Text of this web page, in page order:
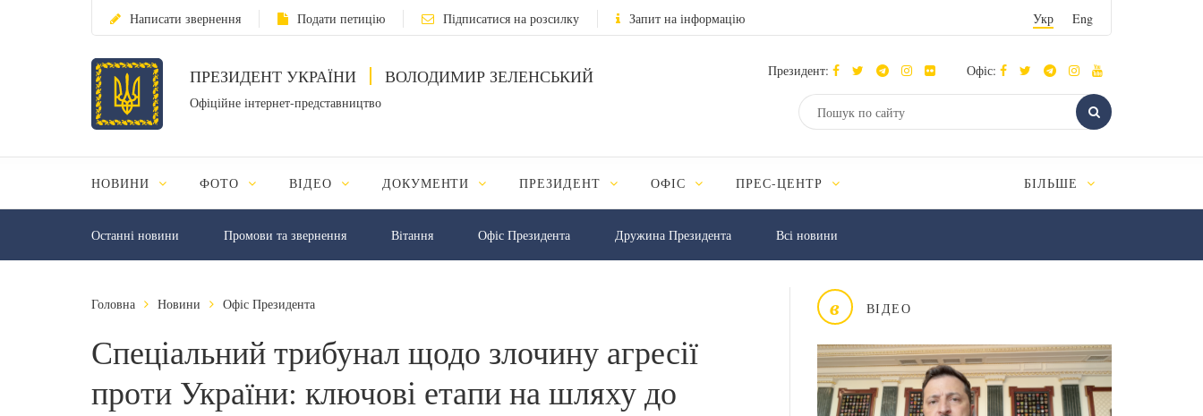
Написати звернення Подати петицію Підписатися на розсилку Запит на інформацію Укр Eng
ПРЕЗИДЕНТ УКРАЇНИ ВОЛОДИМИР ЗЕЛЕНСЬКИЙ
Офіційне інтернет-представництво
Президент: Офіс:
НОВИНИ ФОТО ВІДЕО ДОКУМЕНТИ ПРЕЗИДЕНТ ОФІС ПРЕС-ЦЕНТР БІЛЬШЕ
Останні новини Промови та звернення Вiтання Офіс Президента Дружина Президента Всі новини
в ВІДЕО
Головна Новини Офіс Президента
Спеціальний трибунал щодо злочину агресії
проти України: ключові етапи на шляху до